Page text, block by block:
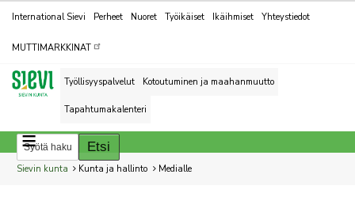
Kohderyhmät
International Sievi Perheet Nuoret Työikäiset Ikäihmiset Yhteystiedot
MUTTIMARKKINAT
Työllisyyspalvelut Kotoutuminen ja maahanmuutto
Tapahtumakalenteri
Breadcrumbs
You
Sievin kunta Kunta ja hallinto Medialle